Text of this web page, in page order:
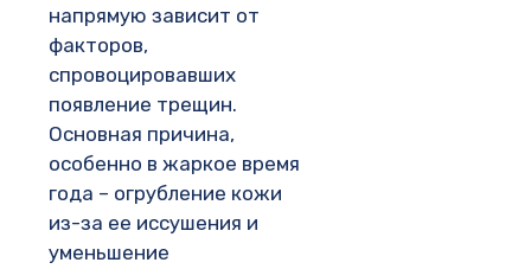
напрямую зависит от
факторов,
спровоцировавших
появление трещин.
Основная причина,
особенно в жаркое время
года – огрубление кожи
из-за ее иссушения и
уменьшение